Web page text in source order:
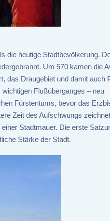
die heutige Stadtbevölkerung.
Um 570 kamen die
das Draugebiet und damit auch
Flußüberganges – neu
Fürstentums, bevor das
Zeit des Aufschwungs
Stadtmauer. Die erste
Stärke der Stadt.